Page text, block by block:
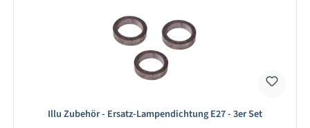
Illu Zubehör - Ersatz-Lampendichtung E27 - 3er Set